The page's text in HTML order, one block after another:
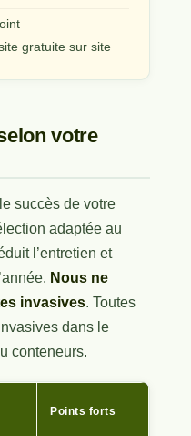
gratuite sur site
votre
succès de votre
adaptée au
l’entretien et
Nous ne
invasives. Toutes
dans le
conteneurs.
Points forts